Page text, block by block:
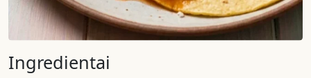
Ingredientai